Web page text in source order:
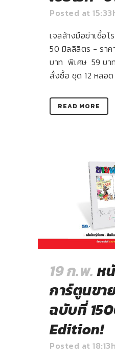
Posted at
เจลล้างมือฆ่าเชื้อ
50 มิลลิลิตร - รา
บาท พิเศษ 59 บา
สั่งซื้อ ชุด 12 หลอด
READ MORE
19 ก.พ. ห
การ์ตูนขา
ฉบับที่
Edition!
Posted at 18:13h